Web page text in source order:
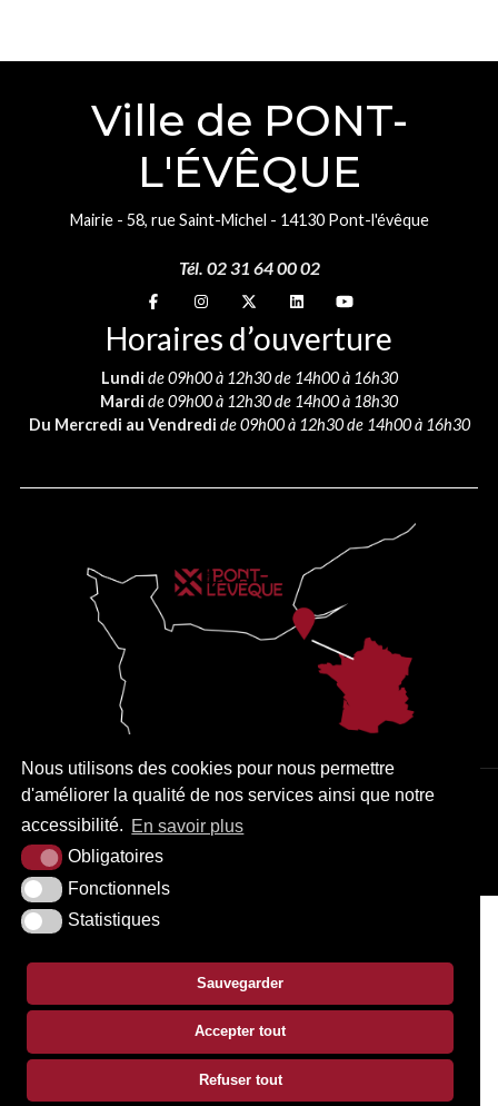
Nous utilisons des cookies pour nous permettre
d'améliorer la qualité de nos services ainsi que notre
accessibilité. En savoir plus
Obligatoires
Fonctionnels
Statistiques
Sauvegarder
Accepter tout
Refuser tout
Ville de PONT-
L'ÉVÊQUE
Mairie - 58, rue Saint-Michel - 14130 Pont-l'évêque
Tél. 02 31 64 00 02
Suivez-nous sur
Suivez-nous sur
Suivez-nous sur
Suivez-nous sur
Suivez-nous sur
Horaires d’ouverture
Lundi de 09h00 à 12h30 de 14h00 à 16h30
Mardi de 09h00 à 12h30 de 14h00 à 18h30
Du Mercredi au Vendredi de 09h00 à 12h30 de 14h00 à 16h30
PLAN DU SITE MENTIONS LÉGALES ACCESSIBILITÉ